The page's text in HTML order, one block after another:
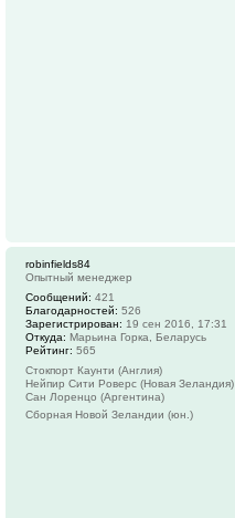
robinfields84
Опытный менеджер
Сообщений: 421
Благодарностей: 526
Зарегистрирован: 19 сен 2016, 17:31
Откуда: Марьина Горка, Беларусь
Рейтинг: 565
Стокпорт Каунти (Англия)
Нейпир Сити Роверс (Новая Зеландия)
Сан Лоренцо (Аргентина)
Сборная Новой Зеландии (юн.)